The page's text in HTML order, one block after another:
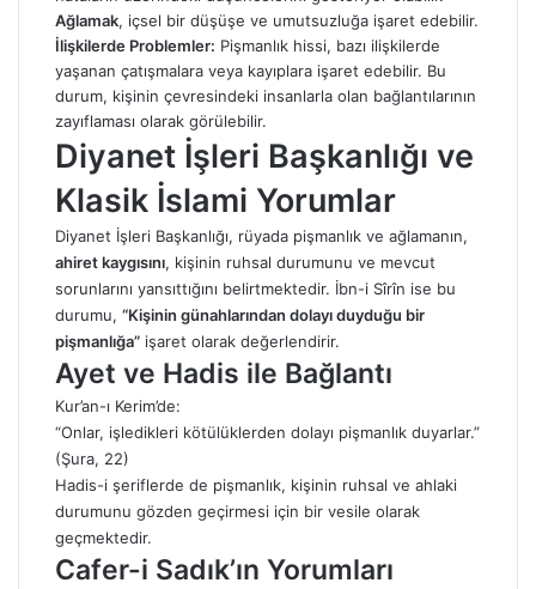
Ağlamak, içsel bir düşüşe ve umutsuzluğa işaret edebilir.
İlişkilerde Problemler: Pişmanlık hissi, bazı ilişkilerde
yaşanan çatışmalara veya kayıplara işaret edebilir. Bu
durum, kişinin çevresindeki insanlarla olan bağlantılarının
zayıflaması olarak görülebilir.
Diyanet İşleri Başkanlığı ve
Klasik İslami Yorumlar
Diyanet İşleri Başkanlığı, rüyada pişmanlık ve ağlamanın,
ahiret kaygısını, kişinin ruhsal durumunu ve mevcut
sorunlarını yansıttığını belirtmektedir. İbn-i Sîrîn ise bu
durumu, “Kişinin günahlarından dolayı duyduğu bir
pişmanlığa” işaret olarak değerlendirir.
Ayet ve Hadis ile Bağlantı
Kur’an-ı Kerim’de:
“Onlar, işledikleri kötülüklerden dolayı pişmanlık duyarlar.”
(Şura, 22)
Hadis-i şeriflerde de pişmanlık, kişinin ruhsal ve ahlaki
durumunu gözden geçirmesi için bir vesile olarak
geçmektedir.
Cafer-i Sadık’ın Yorumları